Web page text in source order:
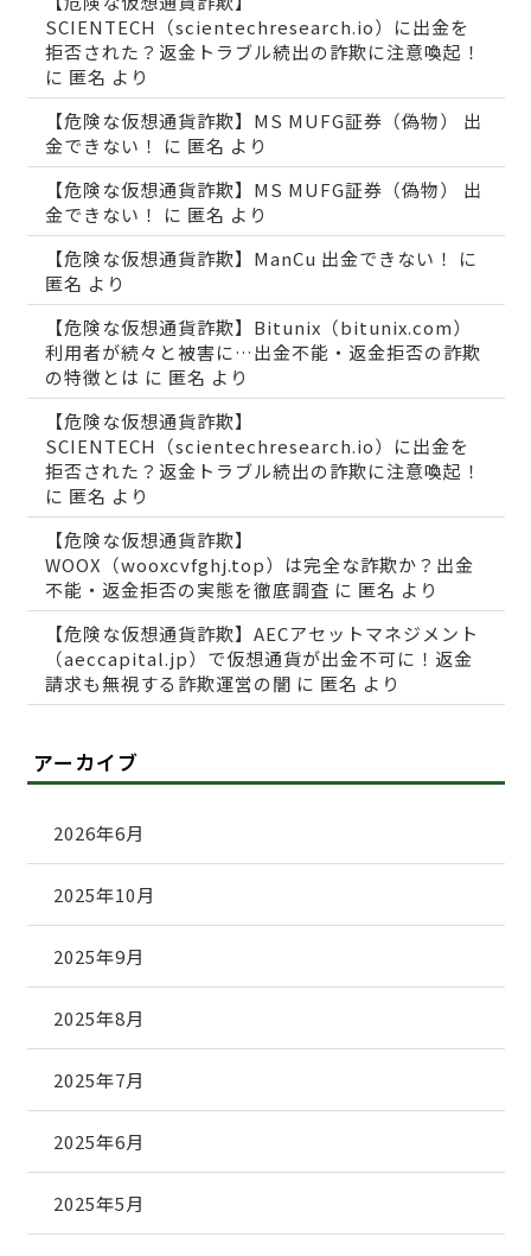
SCIENTECH（scientechresearch.io）に出金を
拒否された？返金トラブル続出の詐欺に注意喚起！
に 匿名 より
【危険な仮想通貨詐欺】MS MUFG証券（偽物） 出
金できない！
に 匿名 より
【危険な仮想通貨詐欺】MS MUFG証券（偽物） 出
金できない！
に 匿名 より
【危険な仮想通貨詐欺】ManCu 出金できない！
に
匿名 より
【危険な仮想通貨詐欺】Bitunix（bitunix.com）
利用者が続々と被害に…出金不能・返金拒否の詐欺
の特徴とは に 匿名 より
【危険な仮想通貨詐欺】
SCIENTECH（scientechresearch.io）に出金を
拒否された？返金トラブル続出の詐欺に注意喚起！
に 匿名 より
【危険な仮想通貨詐欺】
WOOX（wooxcvfghj.top）は完全な詐欺か？出金
不能・返金拒否の実態を徹底調査 に 匿名 より
【危険な仮想通貨詐欺】AECアセットマネジメント
（aeccapital.jp）で仮想通貨が出金不可に！返金
請求も無視する詐欺運営の闇 に 匿名 より
アーカイブ
2026年6月
2025年10月
2025年9月
2025年8月
2025年7月
2025年6月
2025年5月